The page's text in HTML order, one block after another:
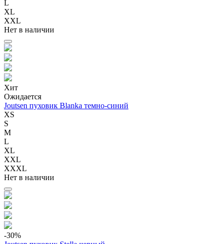
L
XL
XXL
Нет в наличии
Хит
Ожидается
Joutsen пуховик Blanka темно-синий
XS
S
M
L
XL
XXL
XXXL
Нет в наличии
-30%